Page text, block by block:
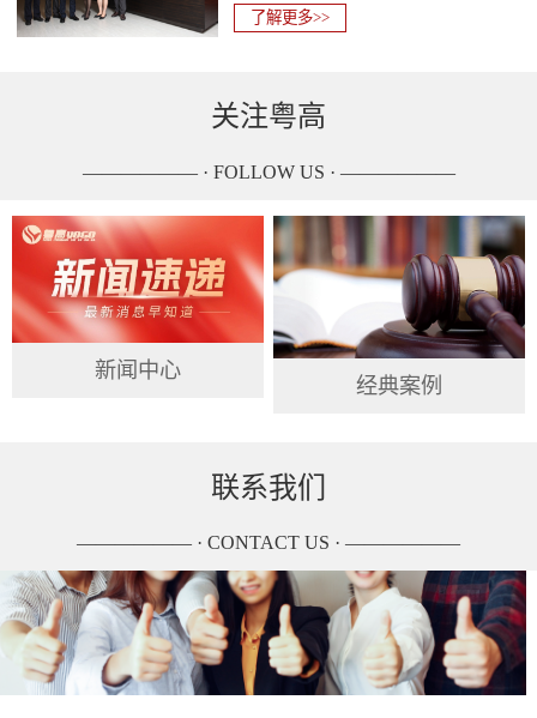
了解更多>>
关注粤高
—————— · FOLLOW US · ——————
新闻中心
经典案例
联系我们
—————— · CONTACT US · ——————